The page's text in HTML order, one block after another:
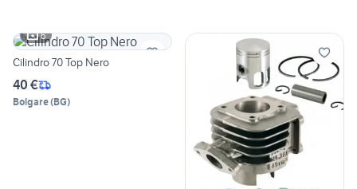
6
Cilindro 70 Top Nero
40 €
Bolgare(BG)